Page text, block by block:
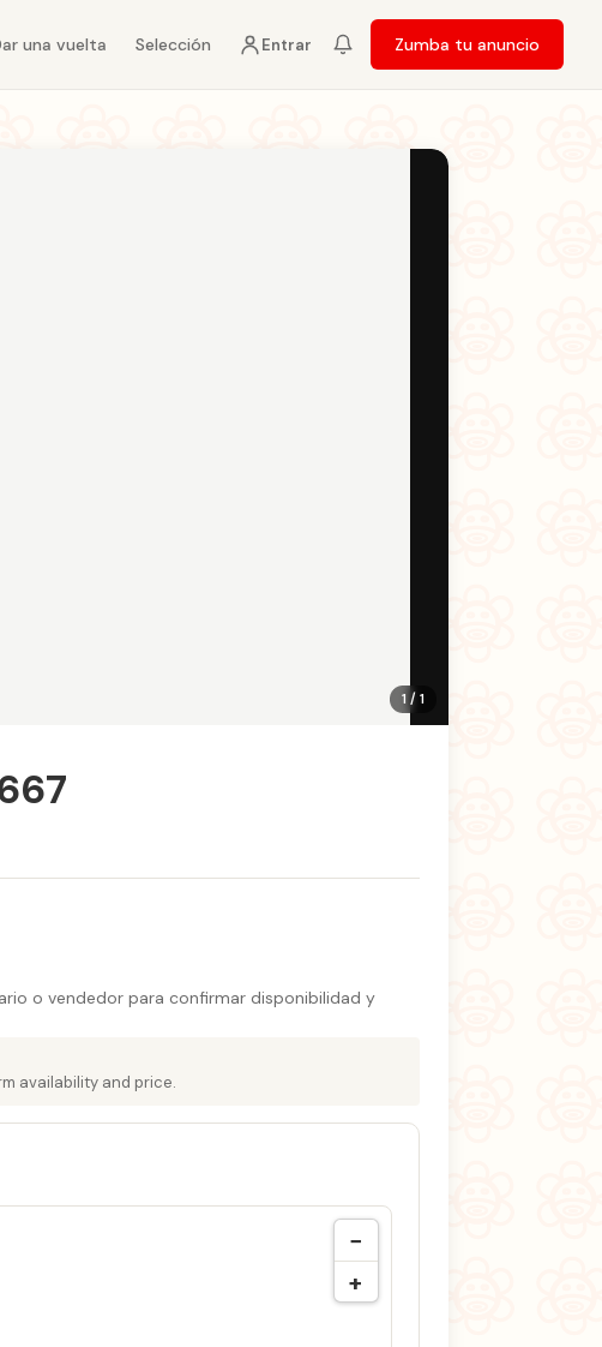
una vuelta Selección Entrar Zumba tu anuncio
1 / 1
o vendedor para confirmar disponibilidad y
availability and price.
−
+